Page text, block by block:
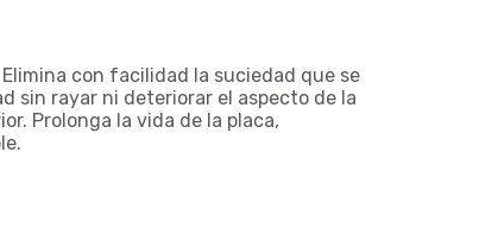
Elimina con facilidad la suciedad que se
sin rayar ni deteriorar el aspecto de la
Prolonga la vida de la placa,